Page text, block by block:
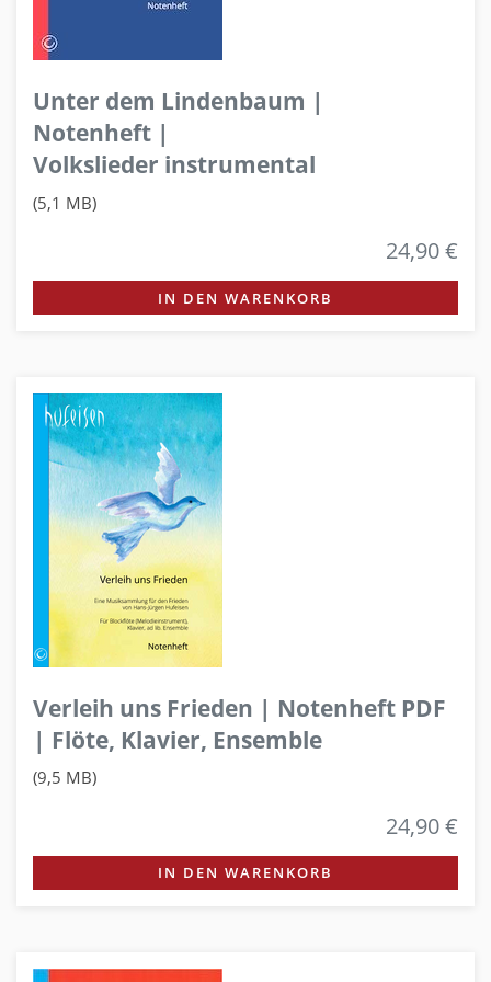
Unter dem Lindenbaum |
Notenheft |
Volkslieder instrumental
(5,1 MB)
24,90 €
IN DEN WARENKORB
Verleih uns Frieden | Notenheft PDF
| Flöte, Klavier, Ensemble
(9,5 MB)
24,90 €
IN DEN WARENKORB